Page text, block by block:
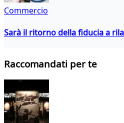
Commercio
Sarà il ritorno della fiducia a
Raccomandati per te